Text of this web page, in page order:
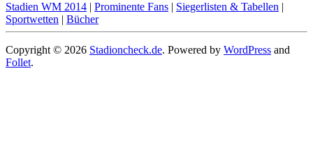
Stadien WM 2014 | Prominente Fans | Siegerlisten & Tabellen |
Sportwetten | Bücher
Copyright © 2026 Stadioncheck.de. Powered by WordPress and
Follet.